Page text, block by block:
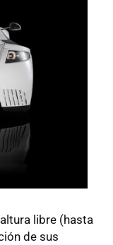
libre (hasta
de sus